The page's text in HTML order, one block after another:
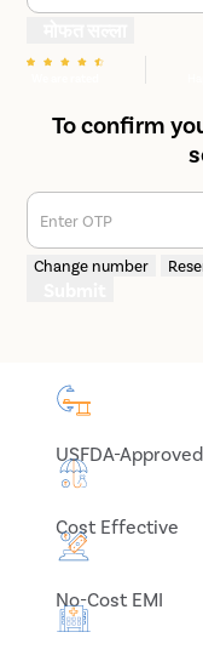
To confirm
Enter OTP
Change number
USFDA-
Cost Effective
No-Cost EMI